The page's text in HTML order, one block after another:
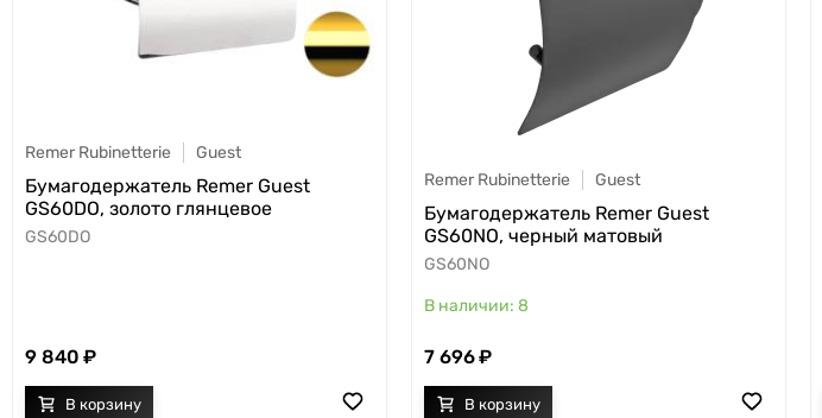
Remer Rubinetterie Guest
Бумагодержатель Remer Guest
GS60DO, золото глянцевое
GS60DO
9 840
Remer Rubinetterie Guest
Бумагодержатель Remer Guest
GS60NO, черный матовый
GS60NO
8
7 696